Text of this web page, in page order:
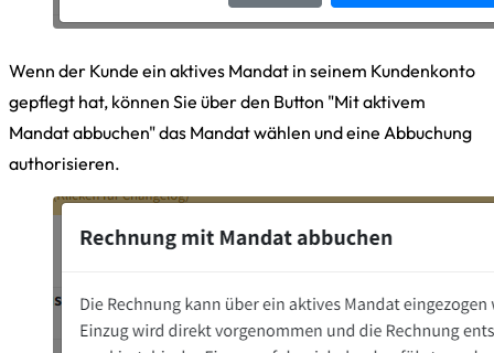
Wenn der Kunde ein aktives Mandat in seinem Kundenkonto
gepflegt hat, können Sie über den Button "Mit aktivem
Mandat abbuchen" das Mandat wählen und eine Abbuchung
authorisieren.